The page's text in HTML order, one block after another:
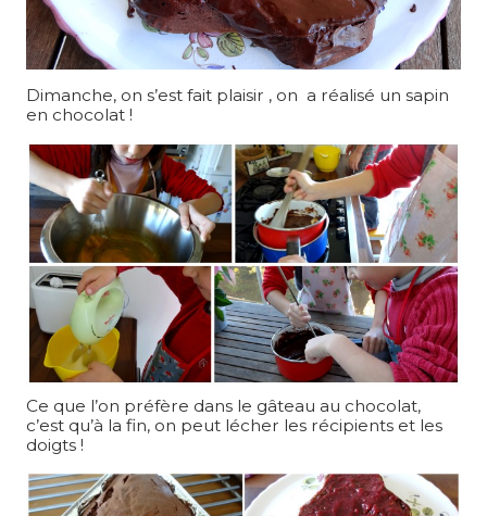
Dimanche, on s’est fait plaisir , on a réalisé un sapin
en chocolat !
Ce que l’on préfère dans le gâteau au chocolat,
c’est qu’à la fin, on peut lécher les récipients et les
doigts !